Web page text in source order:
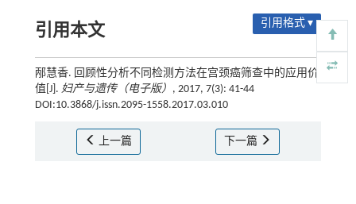
引用本文 引用格式 ▾
邴慧香. 回顾性分析不同检测方法在宫颈癌筛查中的应用价
值[J]. 妇产与遗传（电子版） , 2017, 7(3): 41-44
DOI:10.3868/j.issn.2095-1558.2017.03.010
上一篇 下一篇